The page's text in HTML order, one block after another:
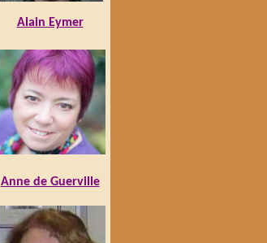
Alain Eymer
Anne de Guerville